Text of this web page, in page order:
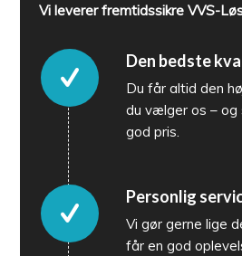
Vi leverer fremtidssikre VVS-
Den bedste
Du får altid den
du vælger os – og
god pris.
Personlig
Vi gør gerne lige
får en god